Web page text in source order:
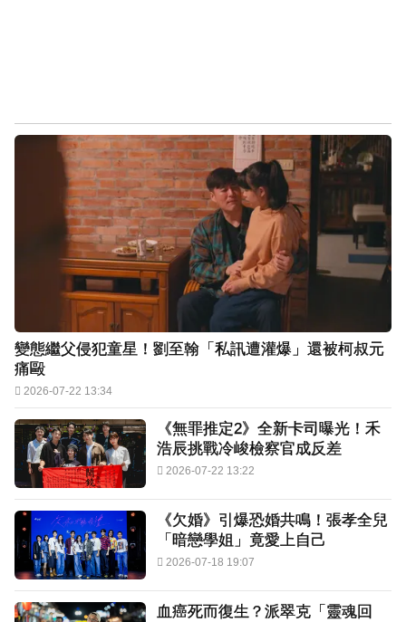
變態繼父侵犯童星！劉至翰「私訊遭灌爆」還被柯叔元
痛毆
2026-07-22 13:34
《無罪推定2》全新卡司曝光！禾
浩辰挑戰冷峻檢察官成反差
2026-07-22 13:22
《欠婚》引爆恐婚共鳴！張孝全兒
「暗戀學姐」竟愛上自己
2026-07-18 19:07
血癌死而復生？派翠克「靈魂回